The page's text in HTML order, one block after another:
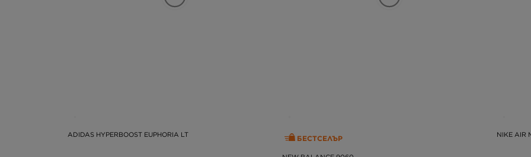
ADIDAS HYPERBOOST EUPHORIA LT БЕСТСЕЛЪР NIKE AIR